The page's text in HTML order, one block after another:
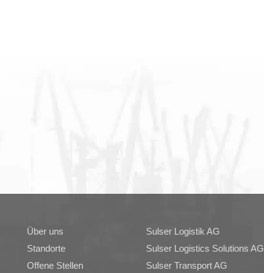
Über uns
Standorte
Offene Stellen
Sulser Logistik AG
Sulser Logistics Solutions AG
Sulser Transport AG